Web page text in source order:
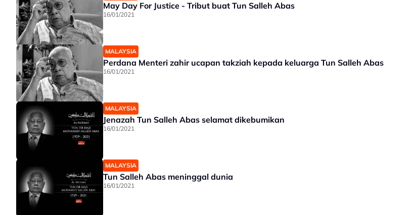
May Day For Justice - Tribut buat Tun Salleh Abas
16/01/2021
MALAYSIA
Perdana Menteri zahir ucapan takziah kepada keluarga Tun Salleh Abas
16/01/2021
MALAYSIA
Jenazah Tun Salleh Abas selamat dikebumikan
16/01/2021
MALAYSIA
Tun Salleh Abas meninggal dunia
16/01/2021